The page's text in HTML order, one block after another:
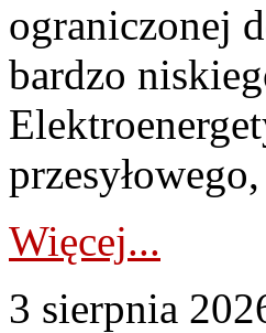
ograniczonej
bardzo
Więcej...
3 sierpnia